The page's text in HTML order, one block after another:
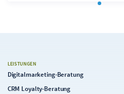
LEISTUNGEN
Digitalmarketing-Beratung
CRM Loyalty-Beratung